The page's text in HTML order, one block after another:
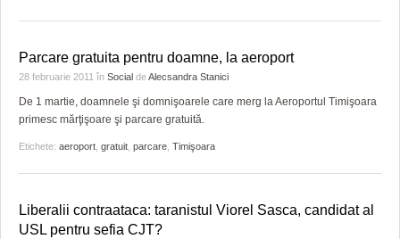
JURNAL DE CAMPANIE
ZÂMBETE AMARE
GRĂDINA TAICII DOMNULUI
CU OIŞTEA-N KIERKEGAARD
ULTRAMARIN VA RECOMANDA
CULTURA
CRONICĂ DE FILM
FILME DOCUMENTARE
AFACERI
SĂNĂTATE
MAI MULTE
ACCIDENTE
INFO SI UTILE
Parcare gratuita pentru doamne, la aeroport
28 februarie 2011 în Social deAlecsandra Stanici
De 1 martie, doamnele şi domnişoarele care merg la Aeroportul Timişoara
primesc mărţişoare şi parcare gratuită.
Etichete: aeroport gratuit parcare Timişoara
Liberalii contraataca: taranistul Viorel Sasca, candidat al
USL pentru sefia CJT?